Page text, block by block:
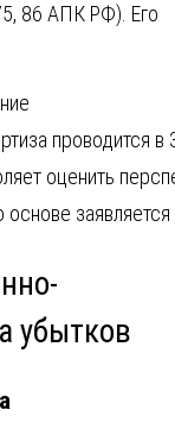
86 АПК РФ). Его
проводится в
оценить
основе
убытков